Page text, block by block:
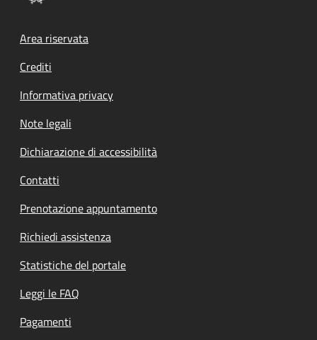
Footer menu
Area riservata
Crediti
Informativa privacy
Note legali
Dichiarazione di accessibilità
Contatti
Prenotazione appuntamento
Richiedi assistenza
Statistiche del portale
Leggi le FAQ
Pagamenti